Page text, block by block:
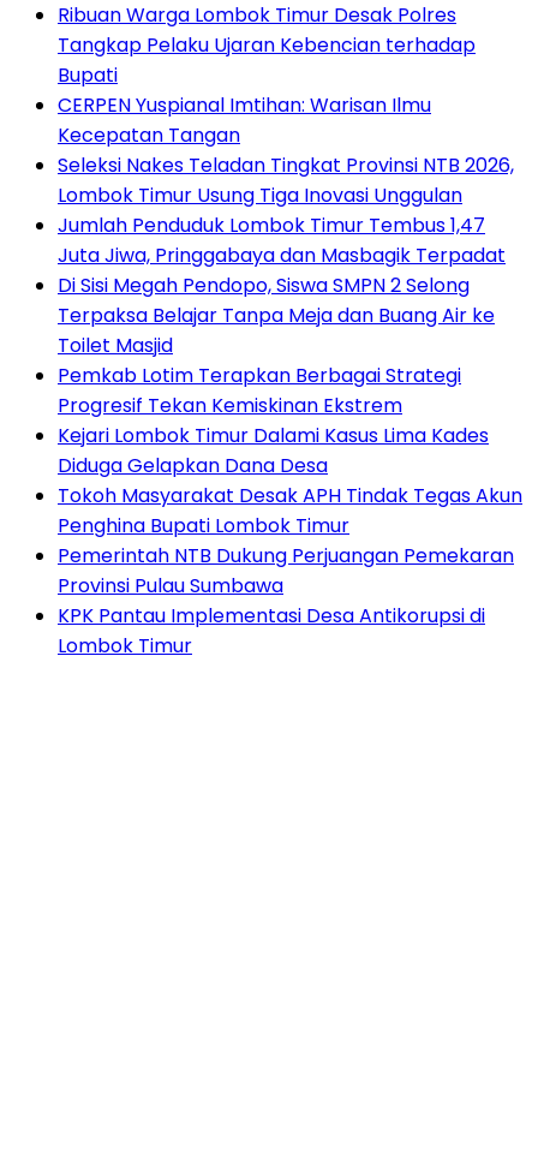
Ribuan Warga Lombok Timur Desak Polres
Tangkap Pelaku Ujaran Kebencian terhadap
Bupati
CERPEN Yuspianal Imtihan: Warisan Ilmu
Kecepatan Tangan
Seleksi Nakes Teladan Tingkat Provinsi NTB 2026,
Lombok Timur Usung Tiga Inovasi Unggulan
Jumlah Penduduk Lombok Timur Tembus 1,47
Juta Jiwa, Pringgabaya dan Masbagik Terpadat
Di Sisi Megah Pendopo, Siswa SMPN 2 Selong
Terpaksa Belajar Tanpa Meja dan Buang Air ke
Toilet Masjid
Pemkab Lotim Terapkan Berbagai Strategi
Progresif Tekan Kemiskinan Ekstrem
Kejari Lombok Timur Dalami Kasus Lima Kades
Diduga Gelapkan Dana Desa
Tokoh Masyarakat Desak APH Tindak Tegas Akun
Penghina Bupati Lombok Timur
Pemerintah NTB Dukung Perjuangan Pemekaran
Provinsi Pulau Sumbawa
KPK Pantau Implementasi Desa Antikorupsi di
Lombok Timur